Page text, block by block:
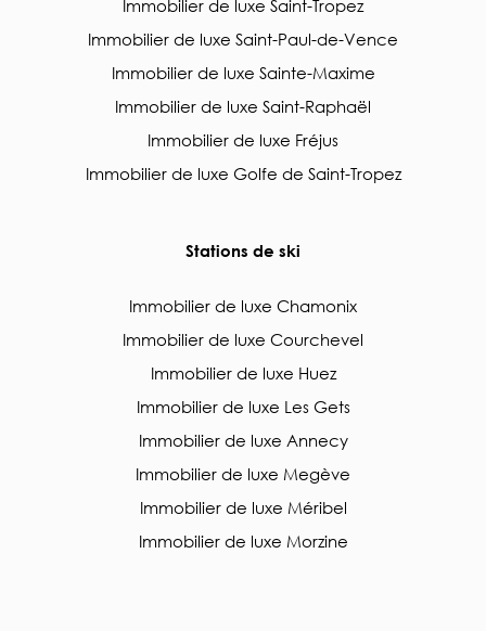
Immobilier de luxe Saint-Tropez
Immobilier de luxe Saint-Paul-de-Vence
Immobilier de luxe Sainte-Maxime
Immobilier de luxe Saint-Raphaël
Immobilier de luxe Fréjus
Immobilier de luxe Golfe de Saint-Tropez
Stations de ski
Immobilier de luxe Chamonix
Immobilier de luxe Courchevel
Immobilier de luxe Huez
Immobilier de luxe Les Gets
Immobilier de luxe Annecy
Immobilier de luxe Megève
Immobilier de luxe Méribel
Immobilier de luxe Morzine